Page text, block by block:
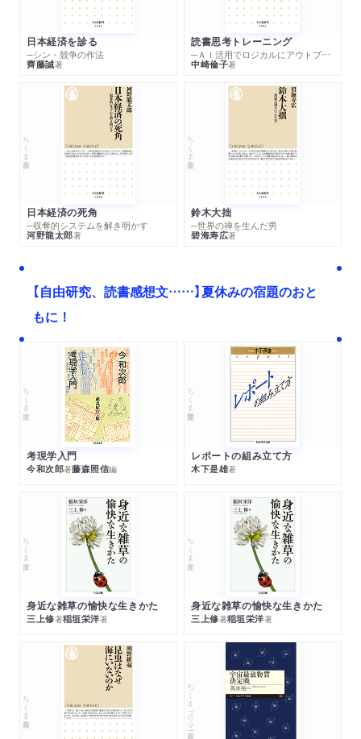
日本経済を診る
─シン・競争の作法
齊藤誠著
読書思考トレーニング
─ＡＩ活用でロジカルにアウトプットする技法
中崎倫子著
ちくま新書
日本経済の死角
─収奪的システムを解き明かす
河野龍太郎著
ちくま新書
鈴木大拙
─世界の禅を生んだ男
碧海寿広著
【自由研究、読書感想文……】夏休みの宿題のおと
もに！
ちくま文庫
考現学入門
今和次郎著藤森照信編
ちくま学芸文庫
レポートの組み立て方
木下是雄著
ちくま文庫
身近な雑草の愉快な生きかた
三上修著稲垣栄洋著
ちくま文庫
身近な雑草の愉快な生きかた
三上修著稲垣栄洋著
ちくま新書 ちくまプリマー新書